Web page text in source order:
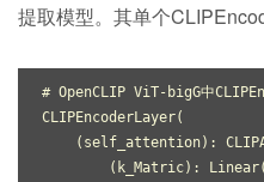
提取模型。其单个
# OpenCLIP ViT-bigG中
CLIPEncoderLayer(
( self_attention):
( k_Matric): Linear(